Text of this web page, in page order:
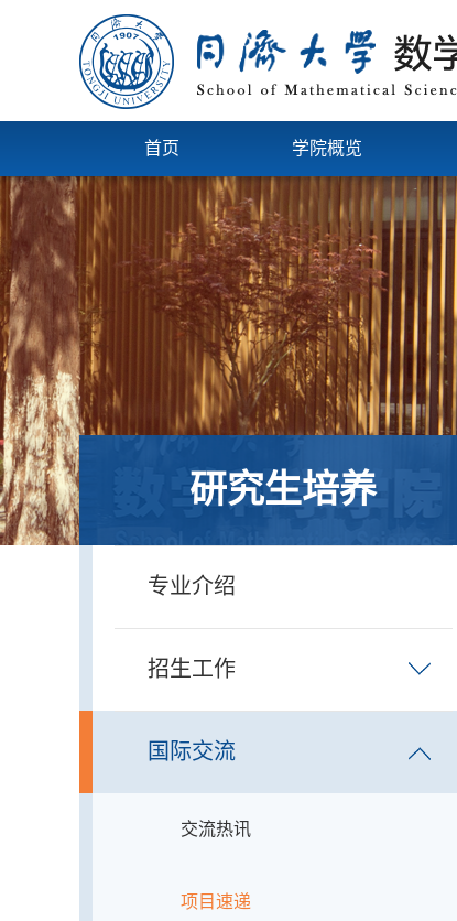
首页 学院概览
研究生培养
专业介绍
招生工作
国际交流
交流热讯
项目速递